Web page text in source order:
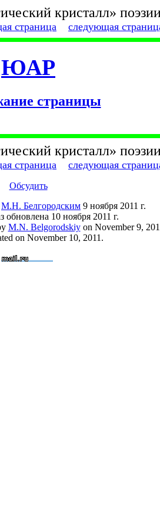
кристалл»
страница следующая
ЮАР
страницы
кристалл»
страница следующая
Обсудить
М.Н. Белгородским 9 ноября 2011 г.
обновлена 10 ноября 2011 г.
M.N. Belgorodskiyon November 9,
on November 10, 2011.